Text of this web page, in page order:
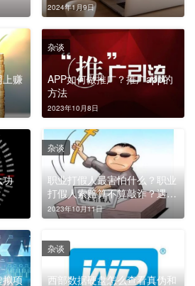
2024年1月9日
上赚
APP如何做推广？推广app的
方法
2023年10月8日
杂谈
功
职业打假人最害怕什么？职业
打假人索赔算不算敲诈？遇到
职业打假敲诈怎么处理？
2023年10月11日
杂谈
拟项 西部数据硬盘怎么查看真伪和
杂谈